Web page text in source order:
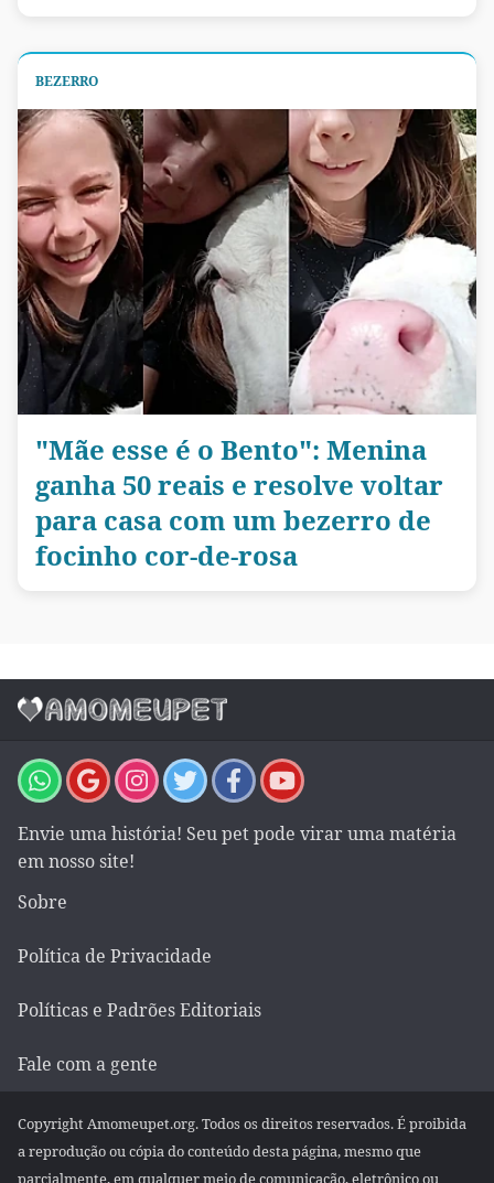
BEZERRO
"Mãe esse é o Bento": Menina
ganha 50 reais e resolve voltar
para casa com um bezerro de
focinho cor-de-rosa
Envie uma história! Seu pet pode virar uma matéria
em nosso site!
Sobre
Política de Privacidade
Políticas e Padrões Editoriais
Fale com a gente
Copyright Amomeupet.org. Todos os direitos reservados. É proibida
a reprodução ou cópia do conteúdo desta página, mesmo que
parcialmente, em qualquer meio de comunicação, eletrônico ou